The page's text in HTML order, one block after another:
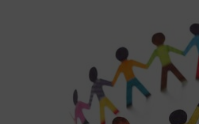
persone